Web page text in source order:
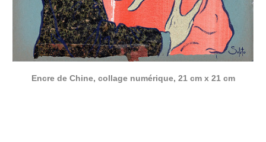
Encre de Chine, collage numérique, 21 cm x 21 cm